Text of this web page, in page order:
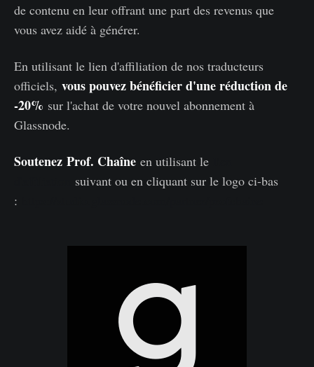
de contenu en leur offrant une part des revenus que
vous avez aidé à générer.
En utilisant le lien d'affiliation de nos traducteurs
officiels, vous pouvez bénéficier d'une réduction de
-20% sur l'achat de votre nouvel abonnement à
Glassnode.
Soutenez Prof. Chaîne en utilisant le
suivant ou en cliquant sur le logo ci-bas
: